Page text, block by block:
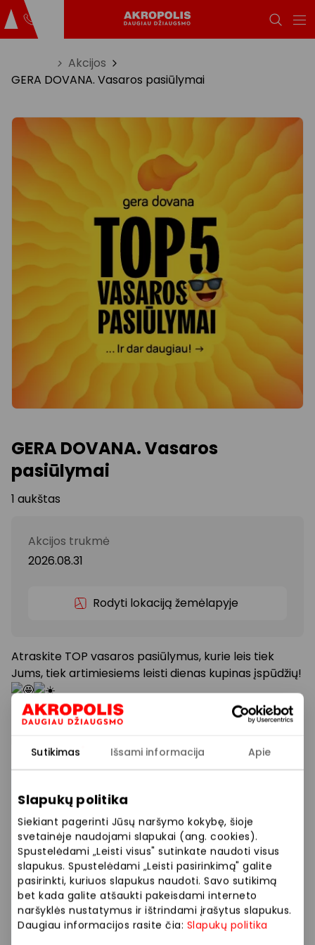
Sutikimas Išsami informacija Apie
Slapukų politika
Siekiant pagerinti Jūsų naršymo kokybę, šioje
svetainėje naudojami slapukai (ang. cookies).
Spustelėdami „Leisti visus" sutinkate naudoti visus
slapukus. Spustelėdami „Leisti pasirinkimą" galite
pasirinkti, kuriuos slapukus naudoti. Savo sutikimą
bet kada galite atšaukti pakeisdami interneto
naršyklės nustatymus ir ištrindami įrašytus slapukus.
Daugiau informacijos rasite čia: Slapukų politika
Akcijos
GERA DOVANA. Vasaros pasiūlymai
GERA DOVANA. Vasaros
pasiūlymai
1 aukštas
Akcijos trukmė
2026.08.31
Rodyti lokaciją žemėlapyje
Atraskite TOP vasaros pasiūlymus, kurie leis tiek
Jums, tiek artimiesiems leisti dienas kupinas įspūdžių!
Nuo vandens, oro, žemės pramogų, poilsio pasiūlymų
nuolaidas, kad vasaros džiaugsmai nepraskrietų
pro šalį!
Prekybos ir pramogų centre „AKROPOLIS“
veikiančios parduotuvės ir paslaugų teikėjai
savarankiškai nustato taikomas nuolaidas, jų
dydžius bei kitas aktualias sąlygas. Stengiamės
kuo tiksliau pateikti aktualią informaciją, tačiau,
jei kyla neatitikimų tarp mūsų tinklalapyje
pateiktos informacijos ir faktinės informacijos